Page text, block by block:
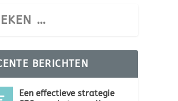
BERICHTEN
Een effectieve strategie